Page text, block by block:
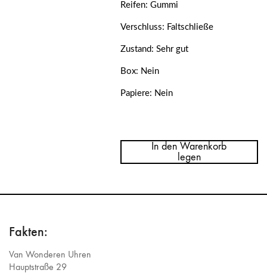
Reifen: Gummi
Verschluss: Faltschließe
Zustand: Sehr gut
Box: Nein
Papiere: Nein
Big
Unico
In den Warenkorb
legen
Fakten:
Van Wonderen Uhren
Hauptstraße 29